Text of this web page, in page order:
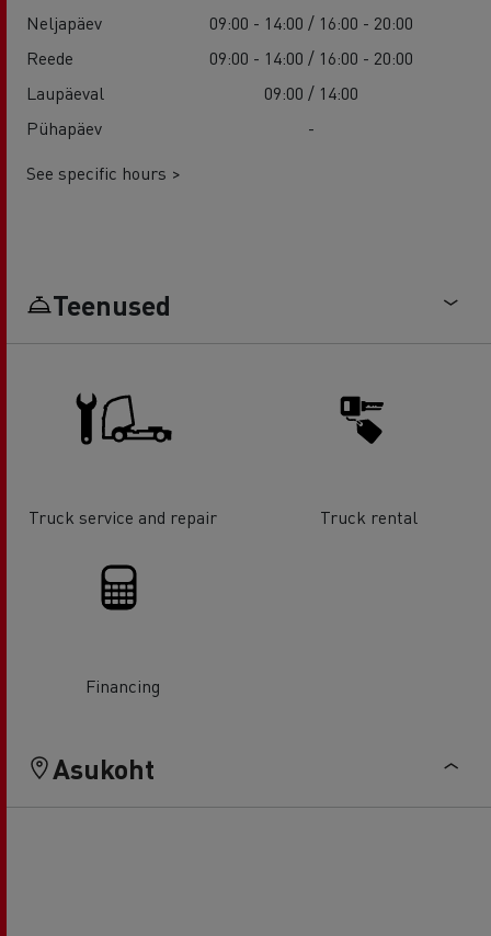
Neljapäev
09:00 - 14:00 / 16:00 - 20:00
Reede
09:00 - 14:00 / 16:00 - 20:00
Laupäeval
09:00 / 14:00
Pühapäev
-
See specific hours >
Teenused
Truck service and repair Truck rental
Financing
Asukoht